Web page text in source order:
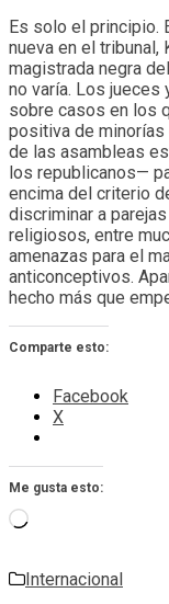
Es solo el principio.
nueva en el tribunal,
magistrada negra
no varía. Los jueces
sobre casos en los
positiva de minorías
de las asambleas
los republicanos—
encima del criterio
discriminar a
religiosos, entre
amenazas para el
anticonceptivos.
hecho más que
Comparte esto:
Facebook
X
Me gusta esto:
Cargando...
Internacional